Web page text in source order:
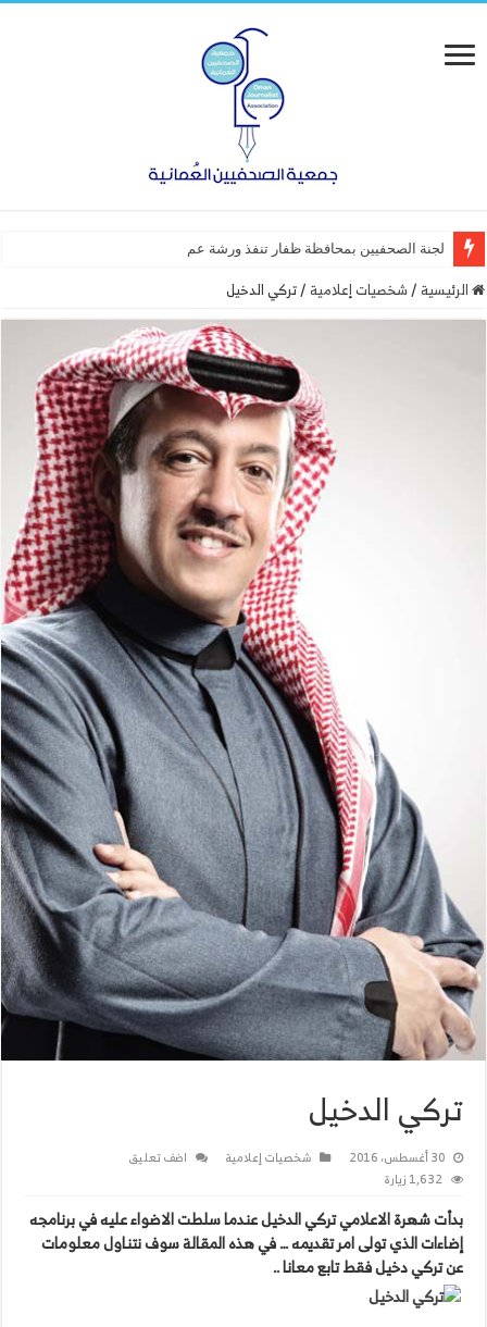
لجنة الصحفيين بمحافظة ظفار تنفذ ورشة عمل “أساسيات التصم
الرئيسية /شخصيات إعلامية /تركي الدخيل
تركي الدخيل
30 أغسطس، 2016 شخصيات إعلامية
اضف تعليق
1,632 زيارة
بدأت شهرة الاعلامي تركي الدخيل عندما سلطت الاضواء عليه في برنامجه
إضاءات الذي تولى امر تقديمه … في هذه المقالة سوف نتناول معلومات
عن تركي دخيل فقط تابع معانا ..